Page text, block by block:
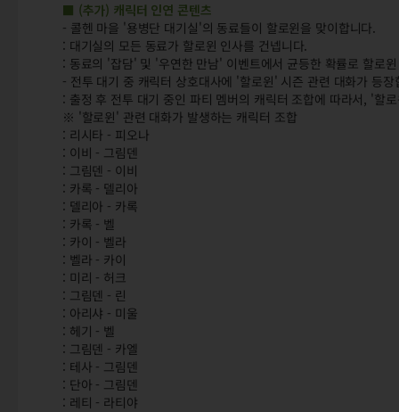
■ (추가) 캐릭터 인연 콘텐츠
- 콜헨 마을 '용병단 대기실'의 동료들이 할로윈을 맞이합니다.
: 대기실의 모든 동료가 할로윈 인사를 건넵니다.
: 동료의 '잡담' 및 '우연한 만남' 이벤트에서 균등한 확률로 할로
- 전투 대기 중 캐릭터 상호대사에 '할로윈' 시즌 관련 대화가 등장
: 출정 후 전투 대기 중인 파티 멤버의 캐릭터 조합에 따라서, '할
※ '할로윈' 관련 대화가 발생하는 캐릭터 조합
: 리시타 - 피오나
: 이비 - 그림덴
: 그림덴 - 이비
: 카록 - 델리아
: 델리아 - 카록
: 카록 - 벨
: 카이 - 벨라
: 벨라 - 카이
: 미리 - 허크
: 그림덴 - 린
: 아리샤 - 미울
: 헤기 - 벨
: 그림덴 - 카엘
: 테사 - 그림덴
: 단아 - 그림덴
: 레티 - 라티야